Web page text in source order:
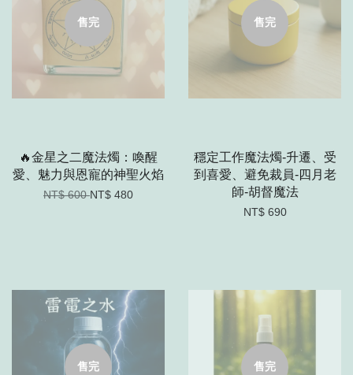
售完
🔥金星之二魔法燭：喚醒
愛、魅力與恩寵的神聖火焰
NT$ 600NT$ 480
售完
穩定工作魔法燭-升遷、受
到喜愛、避免裁員-四月老
師-胡督魔法
NT$ 690
售完 售完